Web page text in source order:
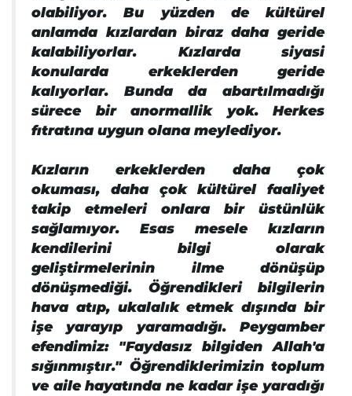
olabiliyor. Bu yüzden de kültürel
anlamda kızlardan biraz daha geride
kalabiliyorlar. Kızlarda siyasi
konularda erkeklerden geride
kalıyorlar. Bunda da abartılmadığı
sürece bir anormallik yok. Herkes
fıtratına uygun olana meylediyor.
Kızların erkeklerden daha çok
okuması, daha çok kültürel faaliyet
takip etmeleri onlara bir üstünlük
sağlamıyor. Esas mesele kızların
kendilerini bilgi olarak
geliştirmelerinin ilme dönüşüp
dönüşmediği. Öğrendikleri bilgilerin
hava atıp, ukalalık etmek dışında bir
işe yarayıp yaramadığı. Peygamber
efendimiz: "Faydasız bilgiden Allah'a
sığınmıştır." Öğrendiklerimizin toplum
ve aile hayatında ne kadar işe yaradığı